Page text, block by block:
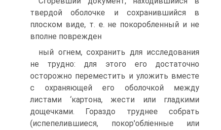
твердой оболочке и сохранившийся в
плоском виде, т. е. не покоробленный и не
вполне поврежден
ный огнем, сохранить для исследования
не трудно: для этого его достаточно
осторожно переместить и уложить вместе
с охраняющей его оболочкой между
листами ‘картона, жести или гладкими
дощечками. Гораздо труднее собрать
(испепелившиеся, покор'обліенные или